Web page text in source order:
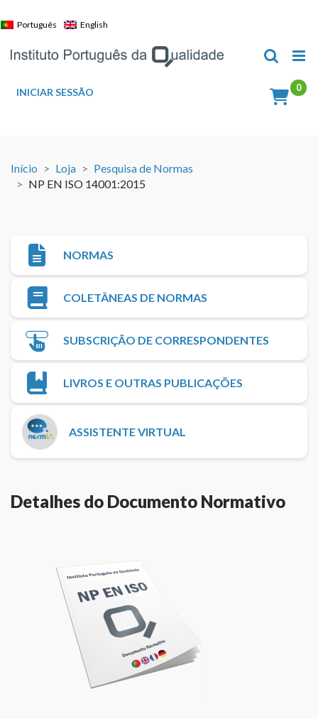
to
Português English
INICIAR SESSÃO
Início Loja
Pesquisa de Normas
NP EN ISO 14001:2015
NORMAS
COLETÂNEAS DE NORMAS
SUBSCRIÇÃO DE CORRESPONDENTES
LIVROS E OUTRAS PUBLICAÇÕES
ASSISTENTE VIRTUAL
Detalhes do Documento Normativo